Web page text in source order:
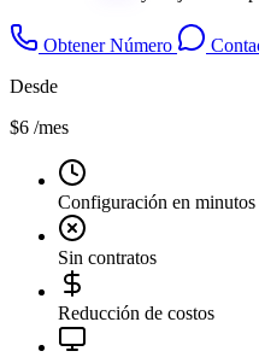
Obtener Número
Desde
$6 /mes
Configuración en minutos
Sin contratos
Reducción de costos